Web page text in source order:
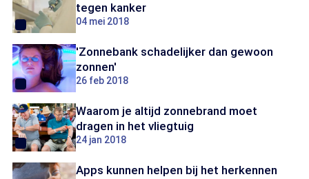
tegen kanker
04 mei 2018
'Zonnebank schadelijker dan gewoon
zonnen'
26 feb 2018
Waarom je altijd zonnebrand moet
dragen in het vliegtuig
24 jan 2018
Apps kunnen helpen bij het herkennen